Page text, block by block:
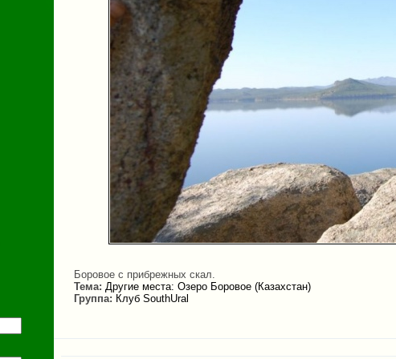
Боровое с прибрежных скал.
Тема: Другие места: Озеро Боровое (Казахстан)
Группа: Клуб SouthUral